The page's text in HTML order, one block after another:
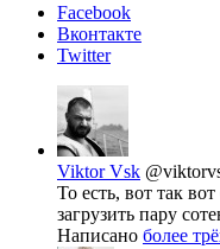
Facebook
Вконтакте
Twitter
Viktor Vsk
То есть, вот так
загрузить пару
Написано более